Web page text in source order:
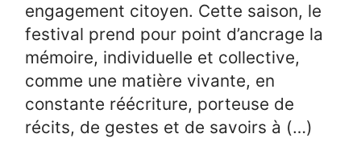
engagement citoyen. Cette saison, le
festival prend pour point d’ancrage la
mémoire, individuelle et collective,
comme une matière vivante, en
constante réécriture, porteuse de
récits, de gestes et de savoirs à (…)